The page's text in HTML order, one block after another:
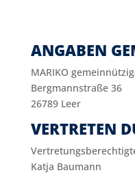
ANGABEN
MARIKO
Berg­mann­straße 36
26789 Leer
VERTRETEN
Katja Baumann